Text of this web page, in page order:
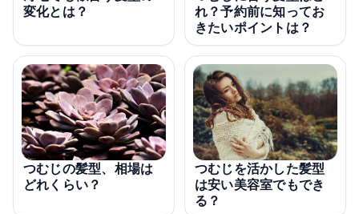
変化とは？
れ？予約前に知ってお
きたいポイントは？
つむじの髪型、相場は
どれくらい？
つむじを活かした髪型
は安い美容室でもでき
る？